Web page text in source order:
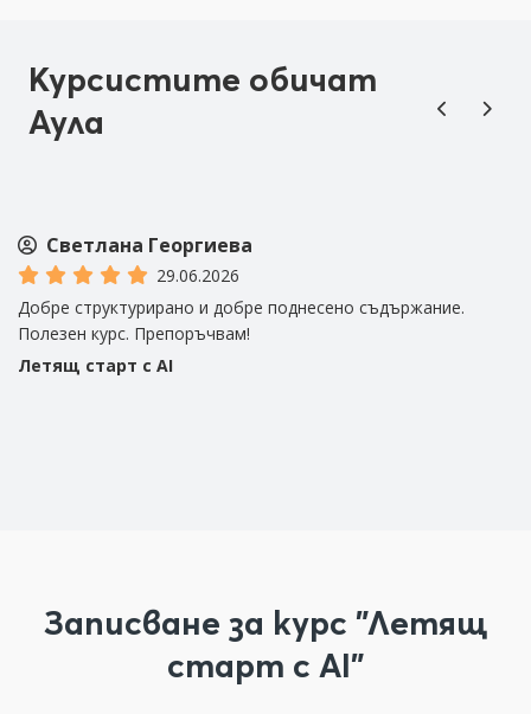
Курсистите обичат
Аула
Светлана Георгиева
29.06.2026
Добре структурирано и добре поднесено съдържание.
Полезен курс. Препоръчвам!
Летящ старт с AI
Записване за курс "Летящ
старт с AI"